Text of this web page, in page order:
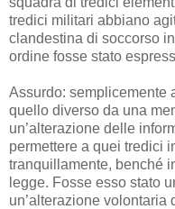
tredici militari abbiano
clandestina di soccorso
ordine fosse stato
Assurdo: semplicemente
quello diverso da una
un’alterazione delle
permettere a quei tredici
tranquillamente, benché
legge. Fosse esso stato
un’alterazione